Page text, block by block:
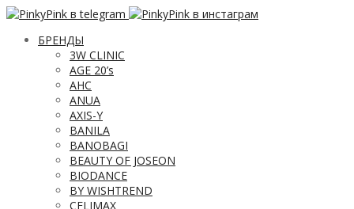
БРЕНДЫ
3W CLINIC
AGE 20’s
AHC
ANUA
AXIS-Y
BANILA
BANOBAGI
BEAUTY OF JOSEON
BIODANCE
BY WISHTREND
CELIMAX